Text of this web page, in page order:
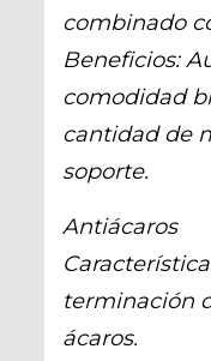
combinado
Beneficios:
comodidad
cantidad de
soporte.
Antiácaros
terminación
ácaros.